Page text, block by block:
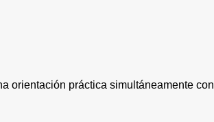
orientación práctica simultáneamente con